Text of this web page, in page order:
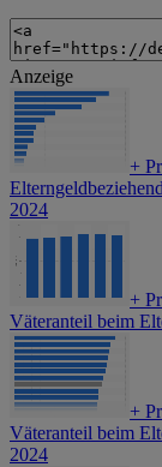
Anzeige
+
2024
+
Väteranteil beim
+
Väteranteil beim
2024